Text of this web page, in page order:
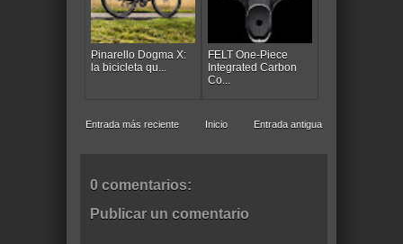
Pinarello Dogma X:
la bicicleta qu...
FELT One-Piece
Integrated Carbon
Co...
Entrada más reciente Entrada antigua
Inicio
0 comentarios:
Publicar un comentario